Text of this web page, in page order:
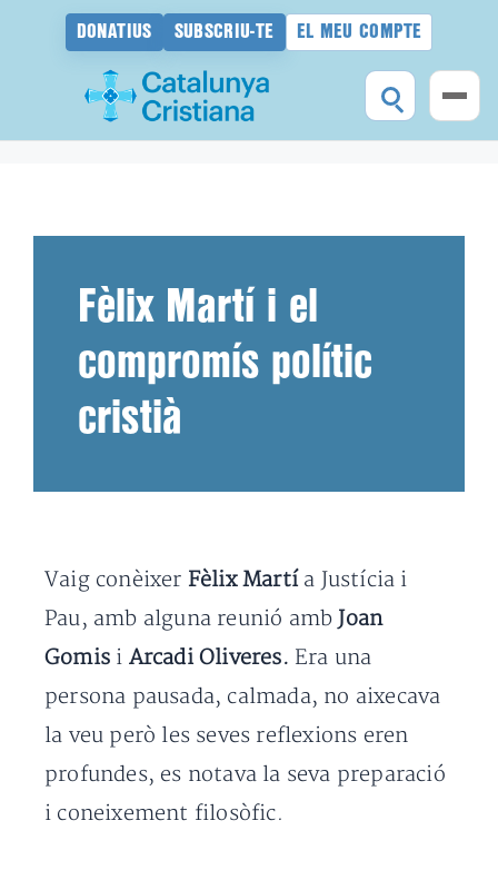
DONATIUS SUBSCRIU-TE EL MEU COMPTE
Fèlix Martí i el
compromís polític
cristià
Vaig conèixer Fèlix Martí a Justícia i
Pau, amb alguna reunió amb Joan
Gomis i Arcadi Oliveres. Era una
persona pausada, calmada, no aixecava
la veu però les seves reflexions eren
profundes, es notava la seva preparació
i coneixement filosòfic.